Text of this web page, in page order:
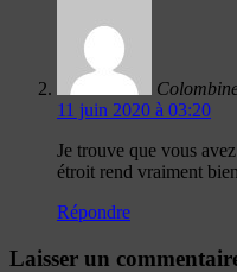
11 juin 2020 à 03:20
Je trouve que vous
étroit rend vraiment
Répondre
Laisser un